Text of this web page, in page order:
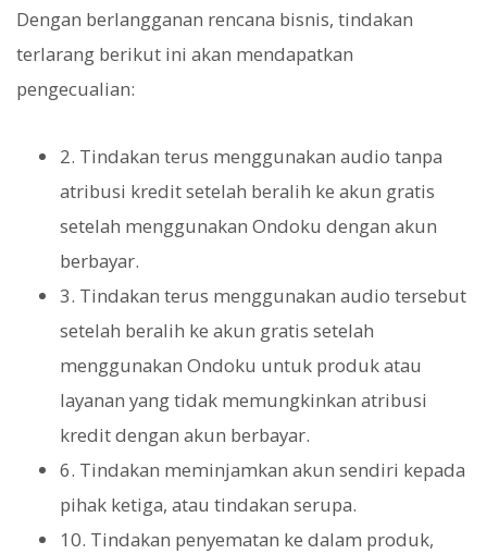
Dengan berlangganan rencana bisnis, tindakan
terlarang berikut ini akan mendapatkan
pengecualian:
2. Tindakan terus menggunakan audio tanpa
atribusi kredit setelah beralih ke akun gratis
setelah menggunakan Ondoku dengan akun
berbayar.
3. Tindakan terus menggunakan audio tersebut
setelah beralih ke akun gratis setelah
menggunakan Ondoku untuk produk atau
layanan yang tidak memungkinkan atribusi
kredit dengan akun berbayar.
6. Tindakan meminjamkan akun sendiri kepada
pihak ketiga, atau tindakan serupa.
10. Tindakan penyematan ke dalam produk,